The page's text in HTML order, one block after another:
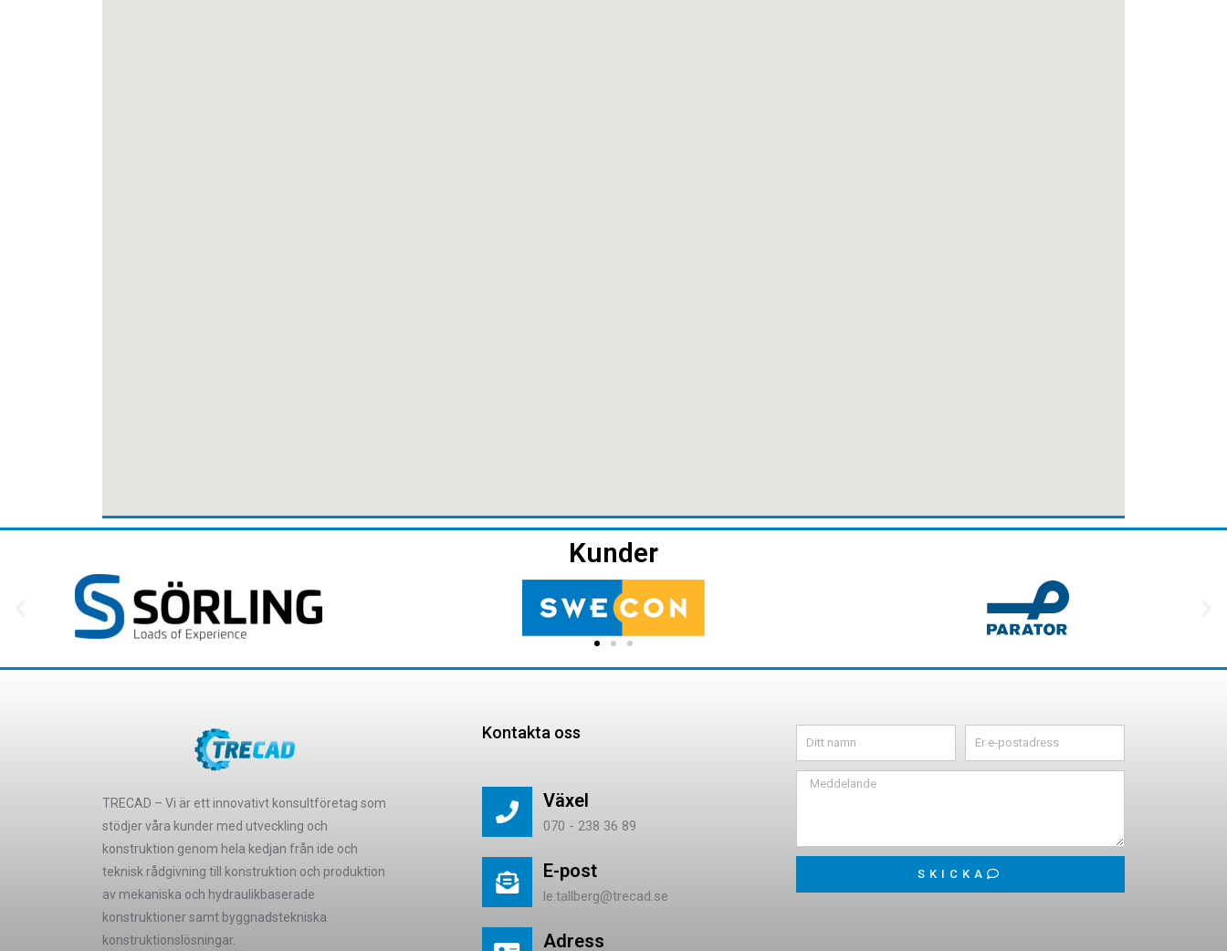
Kunder
TRECAD – Vi är ett innovativt konsultföretag som
stödjer våra kunder med utveckling och
konstruktion genom hela kedjan från ide och
teknisk rådgivning till konstruktion och produktion
av mekaniska och hydraulikbaserade
konstruktioner samt byggnadstekniska
konstruktionslösningar.
Kontakta oss
Växel
070 - 238 36 89
E-post
le.tallberg@trecad.se
Adress
SKICKA